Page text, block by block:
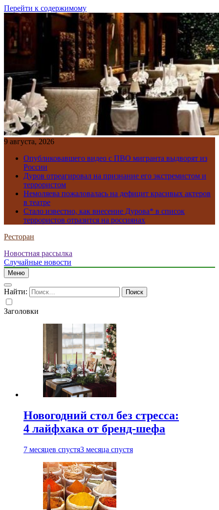
Перейти к содержимому
9 августа, 2026
Опубликовавшего видео с ПВО мигранта выдворят из
России
Дуров отреагировал на признание его экстремистом и
террористом
Немоляева пожаловалась на дефицит красивых актеров
в театре
Стало известно, как внесение Дурова* в список
террористов отразится на россиянах
Ресторан
Новостная рассылка
Случайные новости
Меню
Найти:
Заголовки
Новогодний стол без стресса:
4 лайфхака от бренд-шефа
7 месяцев спустя3 месяца спустя